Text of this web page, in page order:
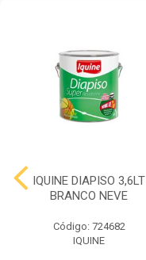
IQUINE DIAPISO 3,6LT
BRANCO NEVE
Código: 724682
IQUINE